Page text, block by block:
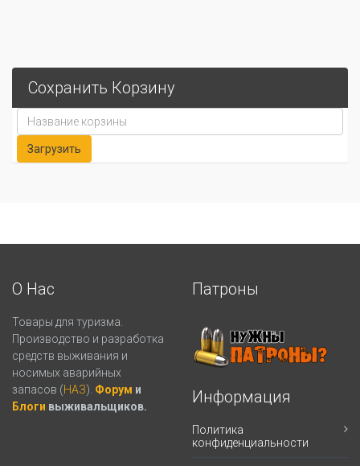
Сохранить Корзину
О Нас
Товары для туризма.
Производство и разработка
средств выживания и
носимых аварийных
запасов (НАЗ). Форум и
Блоги выживальщиков.
Патроны
Информация
Политика
конфиденциальности